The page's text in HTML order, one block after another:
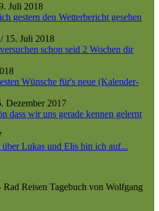
Juli 2018
gestern den Wetterbericht gesehen
/ 15. Juli 2018
schon seid 2 Wochen dir
Wünsche für's neue (Kalender-
Dezember 2017
dass wir uns gerade kennen gelernt
Lukas und Elis bin ich auf...
Reisen Tagebuch von Wolfgang